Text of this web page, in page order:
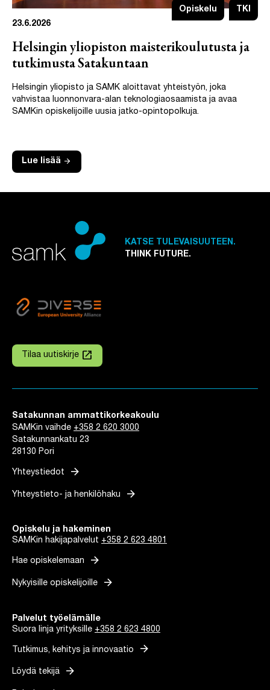
Opiskelu
TKI
23.6.2026
Helsingin yliopiston maisterikoulutusta ja
tutkimusta Satakuntaan
Helsingin yliopisto ja SAMK aloittavat yhteistyön, joka
vahvistaa luonnonvara-alan teknologiaosaamista ja avaa
SAMKin opiskelijoille uusia jatko-opintopolkuja.
Lue lisää arrow_forward
KATSE TULEVAISUUTEEN.
THINK FUTURE.
Tilaa uutiskirje
Linkki avautuu uuteen välilehteen
launch
Satakunnan ammattikorkeakoulu
SAMKin vaihde +358 2 620 3000
Satakunnankatu 23
28130 Pori
Yhteystiedot arrow_forward
Yhteystieto- ja henkilöhaku arrow_forward
Opiskelu ja hakeminen
SAMKin hakijapalvelut +358 2 623 4801
Hae opiskelemaan arrow_forward
Nykyisille opiskelijoille arrow_forward
Palvelut työelämälle
Suora linja yrityksille +358 2 623 4800
Tutkimus, kehitys ja innovaatio arrow_forward
Löydä tekijä arrow_forward